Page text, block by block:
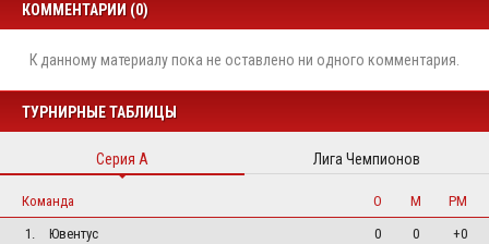
КОММЕНТАРИИ (0)
К данному материалу пока не оставлено ни одного комментария.
ТУРНИРНЫЕ ТАБЛИЦЫ
Серия А Лига Чемпионов
Команда О М
РМ
1.
Ювентус 0 0
+0